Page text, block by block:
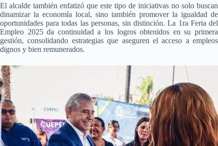
El alcalde también enfatizó que este tipo de iniciativas no solo buscan
dinamizar la economía local, sino también promover la igualdad de
oportunidades para todas las personas, sin distinción. La 1ra Feria del
Empleo 2025 da continuidad a los logros obtenidos en su primera
gestión, consolidando estrategias que aseguren el acceso a empleos
dignos y bien remunerados.